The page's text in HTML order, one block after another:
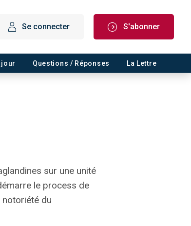
Se connecter S'abonner
jour Questions / Réponses La Lettre
sur une unité
le process de
notoriété du